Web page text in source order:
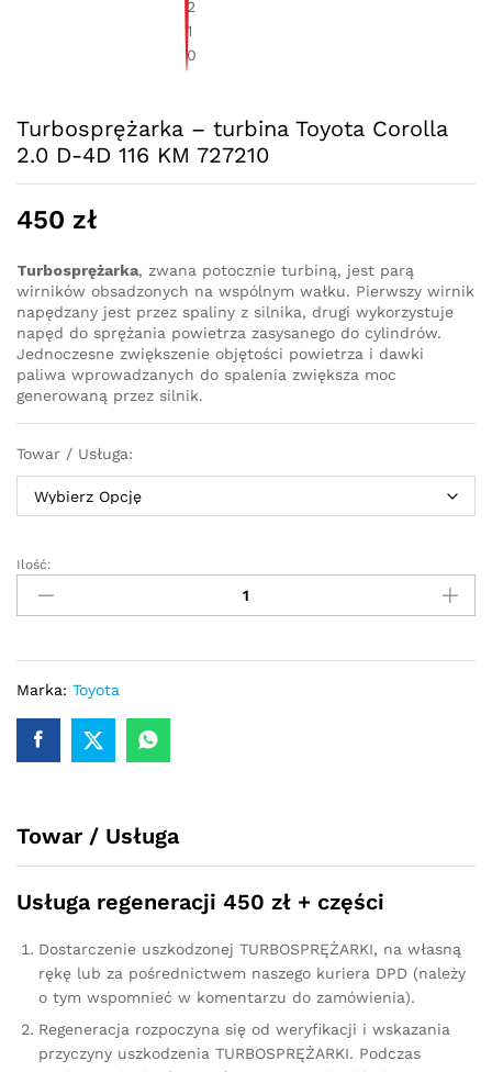
Turbosprężarka – turbina Toyota Corolla
2.0 D-4D 116 KM 727210
450 zł
Turbosprężarka, zwana potocznie turbiną, jest parą
wirników obsadzonych na wspólnym wałku. Pierwszy wirnik
napędzany jest przez spaliny z silnika, drugi wykorzystuje
napęd do sprężania powietrza zasysanego do cylindrów.
Jednoczesne zwiększenie objętości powietrza i dawki
paliwa wprowadzanych do spalenia zwiększa moc
generowaną przez silnik.
Towar / Usługa:
Turbosprężarka
turbina
Corolla
2.0
4D
116
quantity
Ilość:
Marka: Toyota
Towar / Usługa
Usługa regeneracji 450 zł + części
Dostarczenie uszkodzonej TURBOSPRĘŻARKI, na własną
rękę lub za pośrednictwem naszego kuriera DPD (należy
o tym wspomnieć w komentarzu do zamówienia).
Regeneracja rozpoczyna się od weryfikacji i wskazania
przyczyny uszkodzenia TURBOSPRĘŻARKI. Podczas